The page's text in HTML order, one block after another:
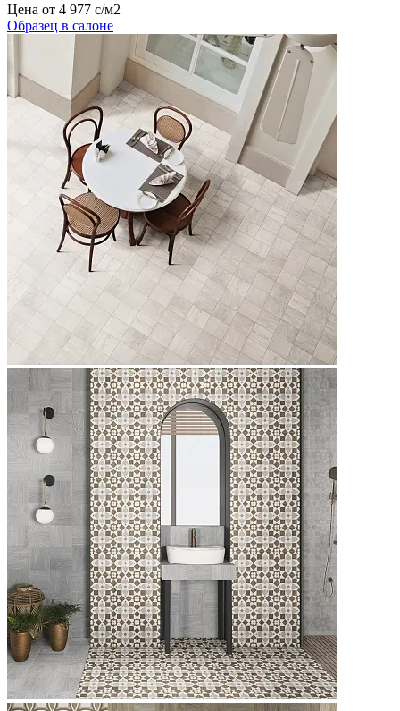
Цена от 4 977 c/м2
Образец в салоне